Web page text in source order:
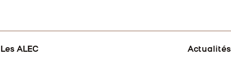
Les ALEC Actualités